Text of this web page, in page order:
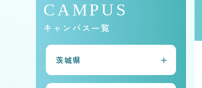
CAMPUS
キャンパス一覧
茨城県
常総本校